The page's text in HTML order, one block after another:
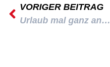
VORIGER BEITRAG
Urlaub mal ganz anders: Die „Insel der erhöhten Stabilität“